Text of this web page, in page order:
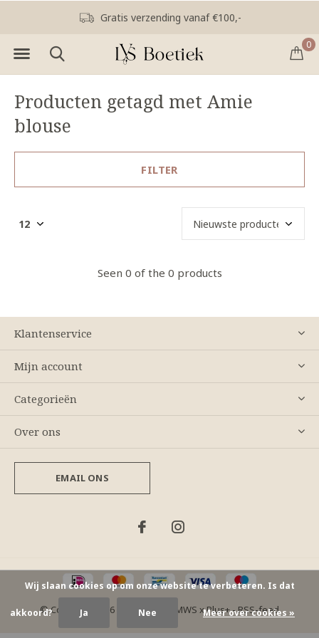
0
Gratis verzending vanaf €100,-
Producten getagd met Amie
blouse
FILTER
Seen 0 of the 0 products
Klantenservice
Mijn account
Categorieën
Over ons
EMAIL ONS
© Copyright 2026 - Theme By DMWS xPlus+-RSS-feed
Wij slaan cookies op om onze website te verbeteren. Is dat
akkoord? Ja Nee Meer over cookies »